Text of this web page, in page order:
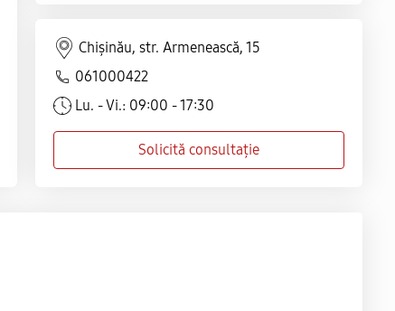
Chișinău, str. Armenească, 15
061000422
Lu. - Vi.: 09:00 - 17:30
Solicită consultație